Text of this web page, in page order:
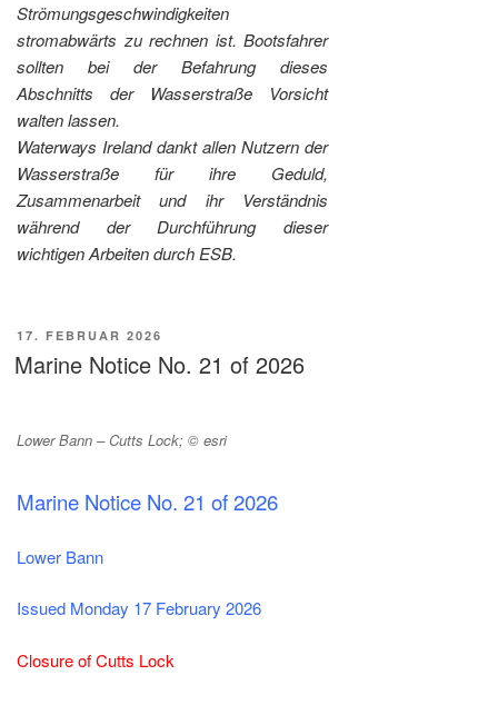
Strömungsgeschwindigkeiten
stromabwärts zu rechnen ist. Bootsfahrer
sollten bei der Befahrung dieses
Abschnitts der Wasserstraße Vorsicht
walten lassen.
Waterways Ireland dankt allen Nutzern der
Wasserstraße für ihre Geduld,
Zusammenarbeit und ihr Verständnis
während der Durchführung dieser
wichtigen Arbeiten durch ESB.
VERÖFFENTLICHT
AM
17. FEBRUAR 2026
Marine Notice No. 21 of 2026
Lower Bann – Cutts Lock; © esri
Marine Notice No. 21 of 2026
Lower Bann
Issued Monday 17 February 2026
Closure of Cutts Lock